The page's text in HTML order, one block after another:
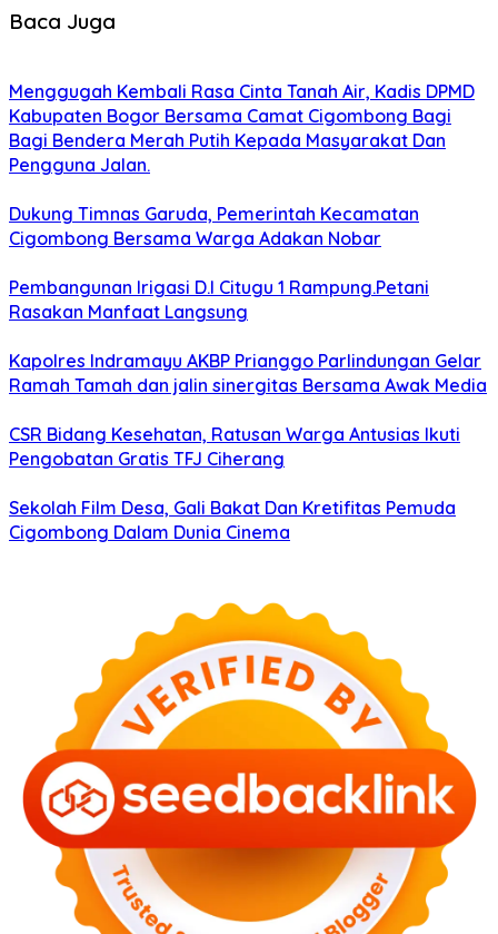
Baca Juga
Menggugah Kembali Rasa Cinta Tanah Air, Kadis DPMD
Kabupaten Bogor Bersama Camat Cigombong Bagi
Bagi Bendera Merah Putih Kepada Masyarakat Dan
Pengguna Jalan.
Dukung Timnas Garuda, Pemerintah Kecamatan
Cigombong Bersama Warga Adakan Nobar
Pembangunan Irigasi D.I Citugu 1 Rampung.Petani
Rasakan Manfaat Langsung
Kapolres Indramayu AKBP Prianggo Parlindungan Gelar
Ramah Tamah dan jalin sinergitas Bersama Awak Media
CSR Bidang Kesehatan, Ratusan Warga Antusias Ikuti
Pengobatan Gratis TFJ Ciherang
Sekolah Film Desa, Gali Bakat Dan Kretifitas Pemuda
Cigombong Dalam Dunia Cinema